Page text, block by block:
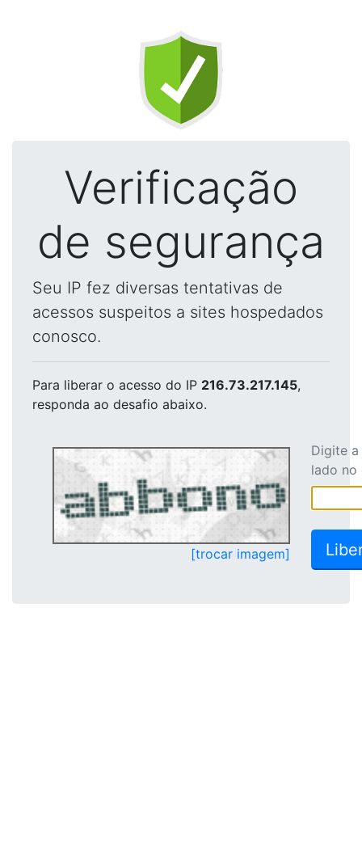
Verificação
de segurança
Seu IP fez diversas tentativas de
acessos suspeitos a sites hospedados
conosco.
Para liberar o acesso do IP 216.73.217.145,
responda ao desafio abaixo.
[trocar imagem]
Digite
lado no